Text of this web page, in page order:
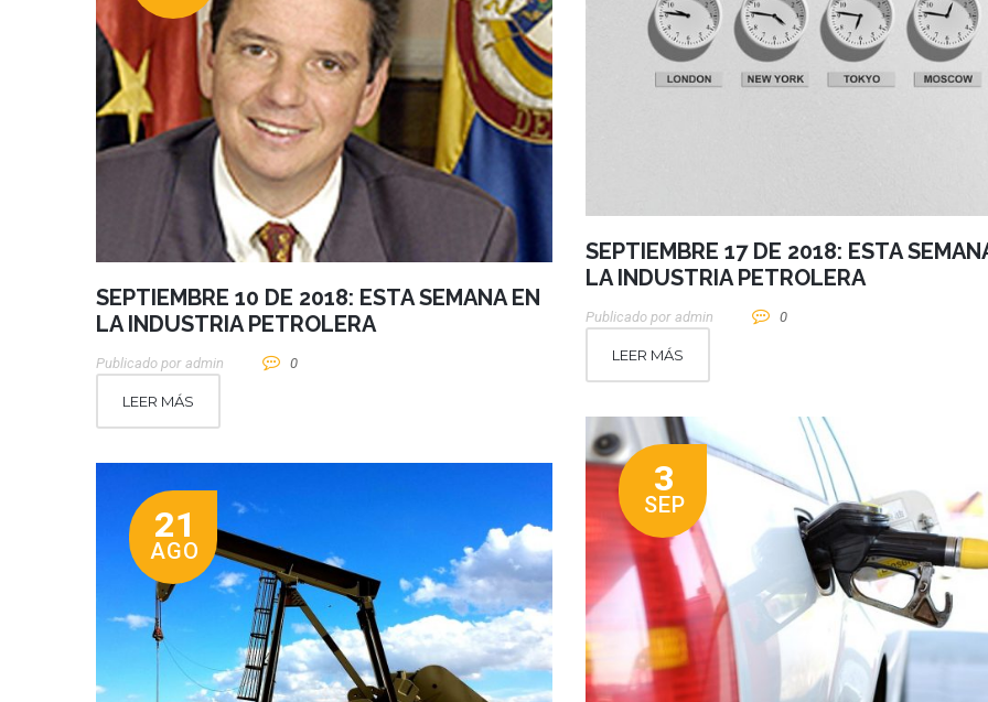
SEPTIEMBRE 17 DE 2018: ESTA
LA INDUSTRIA PETROLERA
Publicado por Admin 0
LEER MÁS
SEPTIEMBRE 10 DE 2018: ESTA SEMANA EN
LA INDUSTRIA PETROLERA
Publicado por Admin 0
LEER MÁS
3
SEP
21
AGO